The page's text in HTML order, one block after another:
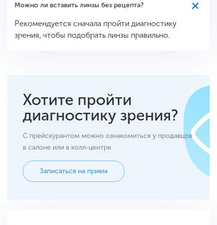
Можно ли вставить линзы без рецепта?
Рекомендуется сначала пройти диагностику
зрения, чтобы подобрать линзы правильно.
Хотите пройти
диагностику зрения?
С прейскурантом можно ознакомиться у продавцов
в салоне или в колл-центре
Записаться на прием